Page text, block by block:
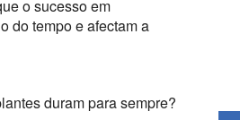
o sucesso em
do tempo e afectam a
duram para sempre?